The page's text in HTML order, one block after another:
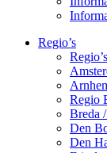
Regio’s
Regio’s
Regio
Breda
Den
Den